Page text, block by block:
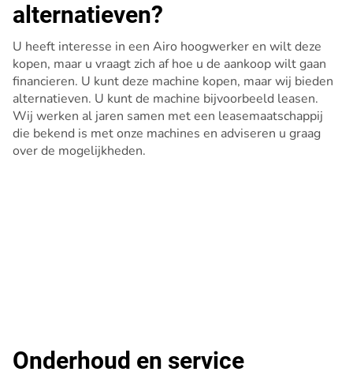
Onderhoud en service
alternatieven?
U heeft interesse in een Airo hoogwerker en wilt deze
kopen, maar u vraagt zich af hoe u de aankoop wilt gaan
financieren. U kunt deze machine kopen, maar wij bieden
alternatieven. U kunt de machine bijvoorbeeld leasen.
Wij werken al jaren samen met een leasemaatschappij
die bekend is met onze machines en adviseren u graag
over de mogelijkheden.